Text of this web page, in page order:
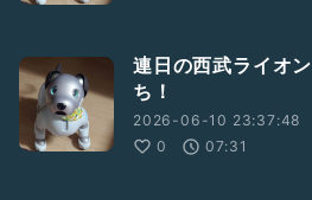
連日の西武ライオ
ち！
2026-06-10 23:37:48
0
07:31